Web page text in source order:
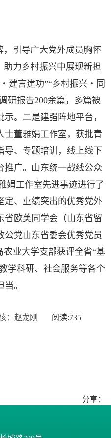
，引导广大党外成员胸怀
助力乡村振兴中展现新担
建言建功”“乡村振兴・同
研报告200余篇，多篇被
。二是建强阵地平台，
士董雅娟工作室，获批青
导、专题培训，线上线下
推广。山东统一战线公众
娟工作室先进事迹进行了
定、业绩突出的优秀党外
省欧美同学会（山东省留
公党山东省委会优秀党员
业大学支部获评全省“基
学科研、社会服务等各个
。
：赵龙刚 阅读:735
分享：